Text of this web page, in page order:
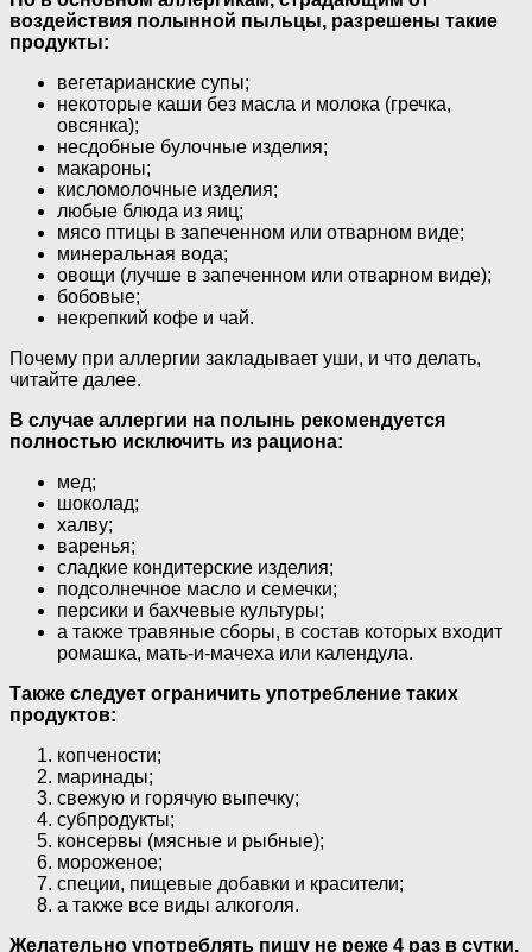
воздействия полынной пыльцы, разрешены такие
продукты:
вегетарианские супы;
некоторые каши без масла и молока (гречка,
овсянка);
несдобные булочные изделия;
макароны;
кисломолочные изделия;
любые блюда из яиц;
мясо птицы в запеченном или отварном виде;
минеральная вода;
овощи (лучше в запеченном или отварном виде);
бобовые;
некрепкий кофе и чай.
Почему при аллергии закладывает уши, и что делать,
читайте далее.
В случае аллергии на полынь рекомендуется
полностью исключить из рациона:
мед;
шоколад;
халву;
варенья;
сладкие кондитерские изделия;
подсолнечное масло и семечки;
персики и бахчевые культуры;
а также травяные сборы, в состав которых входит
ромашка, мать-и-мачеха или календула.
Также следует ограничить употребление таких
продуктов:
копчености;
маринады;
свежую и горячую выпечку;
субпродукты;
консервы (мясные и рыбные);
мороженое;
специи, пищевые добавки и красители;
а также все виды алкоголя.
Желательно употреблять пищу не реже 4 раз в сутки.